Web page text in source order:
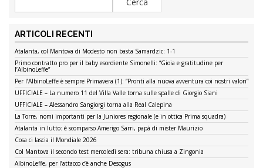
ARTICOLI RECENTI
Atalanta, col Mantova di Modesto non basta Samardzic: 1-1
Primo contratto pro per il baby esordiente Simonelli: “Gioia e gratitudine per
l’AlbinoLeffe”
Per l’AlbinoLeffe è sempre Primavera (1): “Pronti alla nuova avventura coi nostri valori”
UFFICIALE – La numero 11 del Villa Valle torna sulle spalle di Giorgio Siani
UFFICIALE – Alessandro Sangiorgi torna alla Real Calepina
La Torre, nomi importanti per la Juniores regionale (e in ottica Prima squadra)
Atalanta in lutto: è scomparso Amerigo Sarri, papà di mister Maurizio
Cosa ci lascia il Mondiale 2026
Col Mantova il secondo test mercoledì sera: tribuna chiusa a Zingonia
AlbinoLeffe, per l’attacco c’è anche Desogus